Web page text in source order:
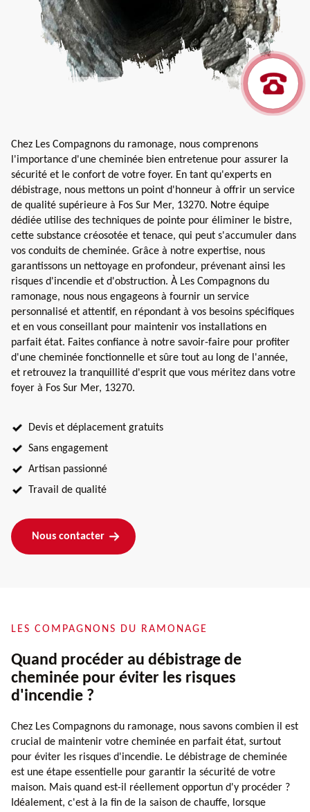
Chez Les Compagnons du ramonage, nous comprenons
l'importance d'une cheminée bien entretenue pour assurer la
sécurité et le confort de votre foyer. En tant qu'experts en
débistrage, nous mettons un point d'honneur à offrir un service
de qualité supérieure à Fos Sur Mer, 13270. Notre équipe
dédiée utilise des techniques de pointe pour éliminer le bistre,
cette substance créosotée et tenace, qui peut s'accumuler dans
vos conduits de cheminée. Grâce à notre expertise, nous
garantissons un nettoyage en profondeur, prévenant ainsi les
risques d'incendie et d'obstruction. À Les Compagnons du
ramonage, nous nous engageons à fournir un service
personnalisé et attentif, en répondant à vos besoins spécifiques
et en vous conseillant pour maintenir vos installations en
parfait état. Faites confiance à notre savoir-faire pour profiter
d'une cheminée fonctionnelle et sûre tout au long de l'année,
et retrouvez la tranquillité d'esprit que vous méritez dans votre
foyer à Fos Sur Mer, 13270.
Devis et déplacement gratuits
Sans engagement
Artisan passionné
Travail de qualité
Nous contacter
LES COMPAGNONS DU RAMONAGE
Quand procéder au débistrage de
cheminée pour éviter les risques
d'incendie ?
Chez Les Compagnons du ramonage, nous savons combien il est
crucial de maintenir votre cheminée en parfait état, surtout
pour éviter les risques d'incendie. Le débistrage de cheminée
est une étape essentielle pour garantir la sécurité de votre
maison. Mais quand est-il réellement opportun d'y procéder ?
Idéalement, c'est à la fin de la saison de chauffe, lorsque